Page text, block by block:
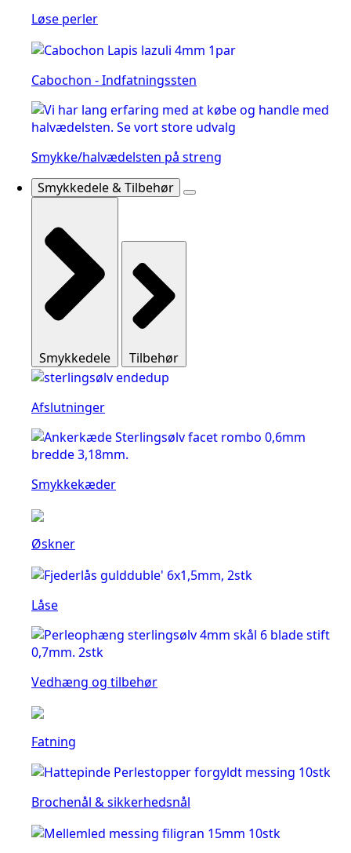
Løse perler
Cabochon - Indfatningssten
Smykke/halvædelsten på streng
Smykkedele & Tilbehør
Smykkedele Tilbehør
Afslutninger
Smykkekæder
Øskner
Låse
Vedhæng og tilbehør
Fatning
Brochenål & sikkerhedsnål